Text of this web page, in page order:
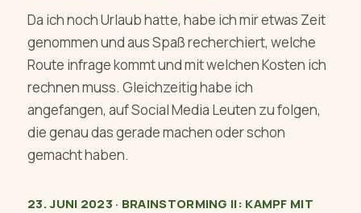
Da ich noch Urlaub hatte, habe ich mir etwas Zeit
genommen und aus Spaß recherchiert, welche
Route infrage kommt und mit welchen Kosten ich
rechnen muss. Gleichzeitig habe ich
angefangen, auf Social Media Leuten zu folgen,
die genau das gerade machen oder schon
gemacht haben.
23. JUNI 2023 · BRAINSTORMING II: KAMPF MIT